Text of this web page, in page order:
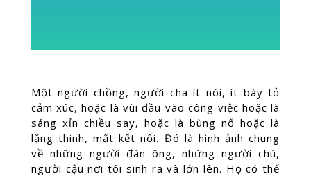
Một người chồng, người cha ít nói, ít bày tỏ
cảm xúc, hoặc là vùi đầu vào công việc hoặc là
sáng xỉn chiều say, hoặc là bùng nổ hoặc là
lặng thinh, mất kết nối. Đó là hình ảnh chung
về những người đàn ông, những người chú,
người cậu nơi tôi sinh ra và lớn lên. Họ có thể